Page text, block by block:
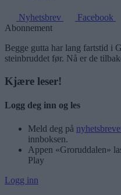
Nyhetsbrev Facebook
Abonnement
Begge gutta har lang fartstid i
steinbruddet før. Nå er de
Kjære leser!
Logg deg inn og les
Meld deg på
innboksen.
Appen «Groruddalen»
Play
Logg inn